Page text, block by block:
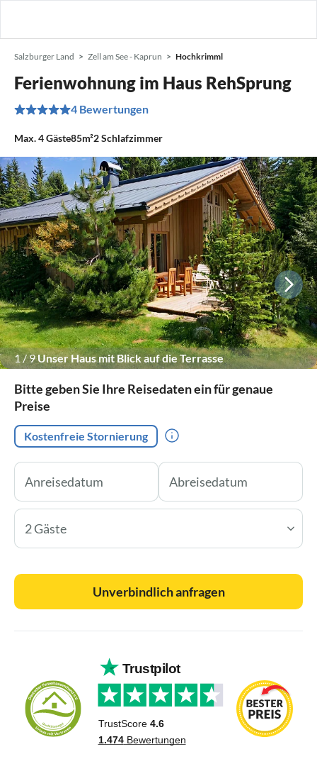
Salzburger Land Zell am See - Kaprun Hochkrimml
Ferienwohnung im Haus RehSprung
4 Bewertungen
Max.4Gäste85m²2Schlafzimmer
1/9Unser Haus mit Blick auf die Terrasse
Bitte geben Sie Ihre Reisedaten ein für genaue
Preise
Kostenfreie Stornierung
2 Gäste
Unverbindlich anfragen